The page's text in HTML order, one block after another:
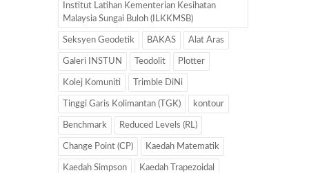
Institut Latihan Kementerian Kesihatan
Malaysia Sungai Buloh (ILKKMSB)
Seksyen Geodetik BAKAS Alat Aras
Galeri INSTUN Teodolit Plotter
Kolej Komuniti Trimble DiNi
Tinggi Garis Kolimantan (TGK) kontour
Benchmark Reduced Levels (RL)
Change Point (CP) Kaedah Matematik
Kaedah Simpson Kaedah Trapezoidal